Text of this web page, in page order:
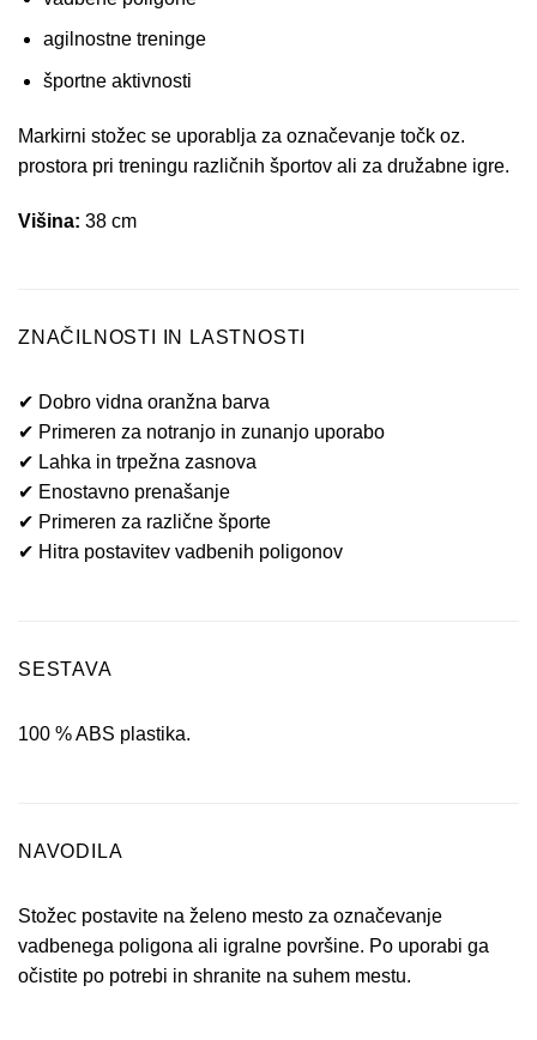
agilnostne treninge
športne aktivnosti
Markirni stožec se uporablja za označevanje točk oz.
prostora pri treningu različnih športov ali za družabne igre.
Višina: 38 cm
ZNAČILNOSTI IN LASTNOSTI
✔ Dobro vidna oranžna barva
✔ Primeren za notranjo in zunanjo uporabo
✔ Lahka in trpežna zasnova
✔ Enostavno prenašanje
✔ Primeren za različne športe
✔ Hitra postavitev vadbenih poligonov
SESTAVA
100 % ABS plastika.
NAVODILA
Stožec postavite na želeno mesto za označevanje
vadbenega poligona ali igralne površine. Po uporabi ga
očistite po potrebi in shranite na suhem mestu.